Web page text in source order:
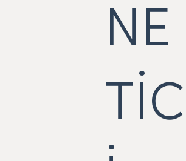
NE
TİC